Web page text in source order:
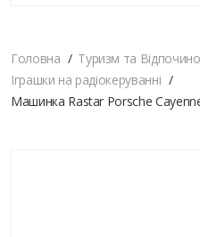
Головна Туризм та
Іграшки на радіокеруванні
Машинка Rastar Porsche